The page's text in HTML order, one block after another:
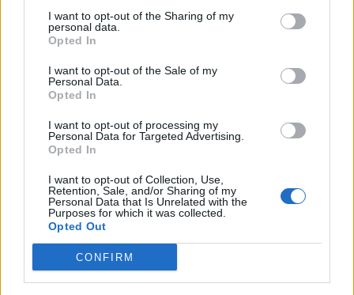
I want to opt-out of the Sharing of my
personal data.
Opted In
I want to opt-out of the Sale of my
Personal Data.
Opted In
I want to opt-out of processing my
Personal Data for Targeted Advertising.
Opted In
I want to opt-out of Collection, Use,
Retention, Sale, and/or Sharing of my
Personal Data that Is Unrelated with the
Purposes for which it was collected.
Opted Out
CONFIRM
Conseils pour optimiser les effets de
votre tisane maison
Choix du miel: privilégiez un miel de qualité,
biologique si possible, pour bénéficier de ses
Température de consommation: ne pas boire la
tisane trop chaude pour préserver ses propriétés
et éviter les brûlures.
Moment idéal: consommer votre tisane en fin
de journée ou avant le coucher pour relaxer ou
favoriser le sommeil, ou après un repas pour
faciliter la digestion.
Variations: n’hésitez pas à expérimenter avec